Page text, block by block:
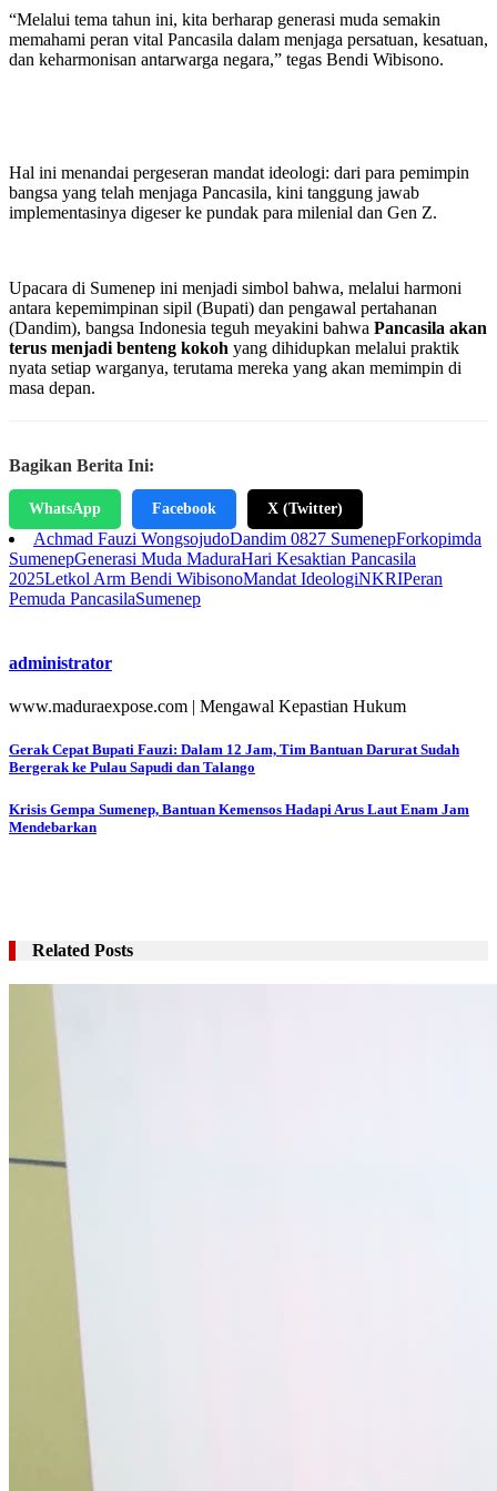
“Melalui tema tahun ini, kita berharap generasi muda semakin
memahami peran vital Pancasila dalam menjaga persatuan, kesatuan,
dan keharmonisan antarwarga negara,” tegas Bendi Wibisono.
Hal ini menandai pergeseran mandat ideologi: dari para pemimpin
bangsa yang telah menjaga Pancasila, kini tanggung jawab
implementasinya digeser ke pundak para milenial dan Gen Z.
Upacara di Sumenep ini menjadi simbol bahwa, melalui harmoni
antara kepemimpinan sipil (Bupati) dan pengawal pertahanan
(Dandim), bangsa Indonesia teguh meyakini bahwa Pancasila akan
terus menjadi benteng kokoh yang dihidupkan melalui praktik
nyata setiap warganya, terutama mereka yang akan memimpin di
masa depan.
Bagikan Berita Ini:
WhatsApp Facebook X (Twitter)
Achmad Fauzi WongsojudoDandim 0827 SumenepForkopimda
SumenepGenerasi Muda MaduraHari Kesaktian Pancasila
2025Letkol Arm Bendi WibisonoMandat IdeologiNKRIPeran
Pemuda PancasilaSumenep
administrator
www.maduraexpose.com | Mengawal Kepastian Hukum
Navigasi
pos
Gerak Cepat Bupati Fauzi: Dalam 12 Jam, Tim Bantuan Darurat Sudah
Bergerak ke Pulau Sapudi dan Talango
Krisis Gempa Sumenep, Bantuan Kemensos Hadapi Arus Laut Enam Jam
Mendebarkan
Related Posts